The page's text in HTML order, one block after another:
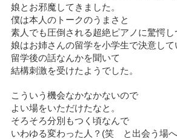
娘とお邪魔してきました。
僕は本人のトークのうまさと
素人でも圧倒される超絶ピアノに驚愕し
娘はお姉さんの留学を小学生で決意して
留学後の話なんかを聞いて
結構刺激を受けたようでした。
こういう機会なかなかないので
よい場をいただけたなと。
そろそろ分別もつく頃なんで
いわゆる変わった人？(笑 と出会う場へ